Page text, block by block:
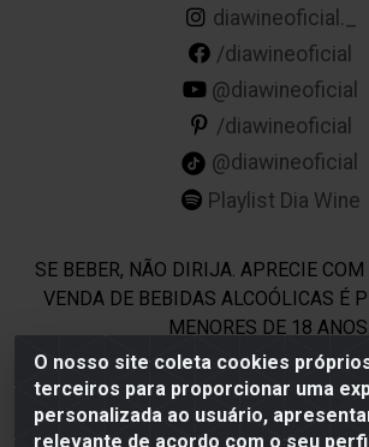
O nosso site coleta cookies
terceiros para proporcionar uma
personalizada ao usuário,
relevante de acordo com o seu
diawineoficial._
/diawineoficial
@diawineoficial
/diawineoficial
@diawineoficial
Playlist Dia Wine
SE BEBER, NÃO DIRIJA. APRECIE
VENDA DE BEBIDAS ALCOÓLICAS É
MENORES DE 18 ANOS.
Dia Wine - Rodovia BR 232 KM 22,5 -
000 - CNPJ 69.944.973/